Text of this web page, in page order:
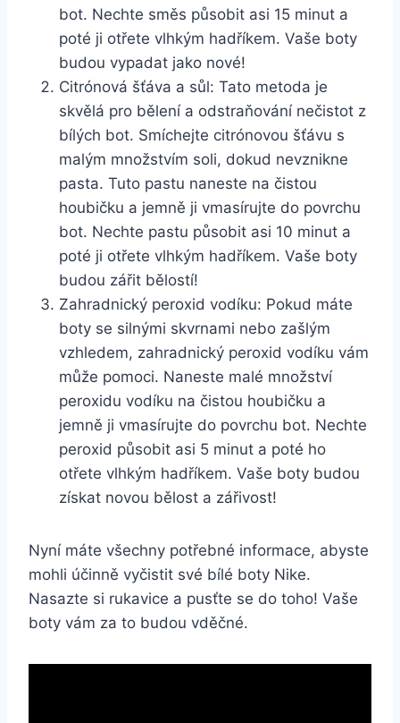
bot. Nechte směs působit asi 15 minut‌ a
poté ji otřete ⁢vlhkým hadříkem. Vaše boty
budou ⁤vypadat jako nové!
Citrónová šťáva ⁤a sůl: Tato metoda je
skvělá pro bělení a odstraňování nečistot z
bílých bot. Smíchejte citrónovou šťávu s
malým množstvím soli, dokud nevznikne
pasta. Tuto pastu naneste na čistou
houbičku ​a jemně ji vmasírujte do povrchu
bot. Nechte pastu působit asi ⁤10 minut a
poté ji otřete vlhkým hadříkem. Vaše‌ boty
budou zářit bělostí!
Zahradnický‌ peroxid vodíku: Pokud​ máte
boty ⁤se silnými skvrnami nebo zašlým⁢
vzhledem, ‍zahradnický⁢ peroxid⁤ vodíku ⁤vám⁤
může‌ pomoci. Naneste ⁢malé množství
peroxidu vodíku na ‌čistou houbičku a
jemně ji vmasírujte do povrchu bot. Nechte
peroxid působit⁤ asi 5 minut a‍ poté ho
otřete vlhkým hadříkem. ‍Vaše boty budou
získat novou bělost a zářivost!
Nyní máte všechny potřebné informace, abyste
⁣mohli účinně⁤ vyčistit své bílé boty Nike.
Nasazte si rukavice‌ a pusťte se do toho! Vaše⁤
boty vám za to budou vděčné.